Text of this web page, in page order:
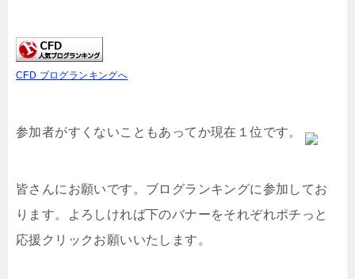
CFD ブログランキングへ
参加者がすくないこともあってか現在１位です。
皆さんにお願いです。ブログランキングに参加してお
ります。よろしければ下のバナーをそれぞれポチっと
応援クリックお願いいたします。